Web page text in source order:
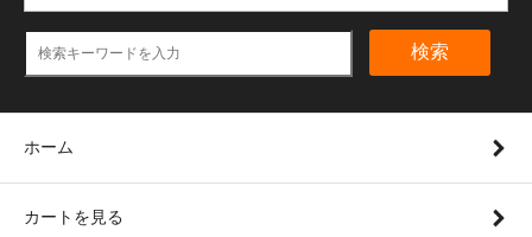
検索
ホーム
カートを見る